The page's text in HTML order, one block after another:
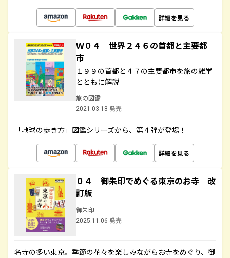
詳細を見る
Ｗ０４ 世界２４６の首都と主要都
市
１９９の首都と４７の主要都市を旅の雑学
とともに解説
旅の図鑑
2021.03.18 発売
「地球の歩き方」図鑑シリーズから、第４弾が登場！
詳細を見る
０４ 御朱印でめぐる東京のお寺 改
訂版
御朱印
2025.11.06 発売
名寺の多い東京。季節の花々を楽しみながらお寺をめぐり、御